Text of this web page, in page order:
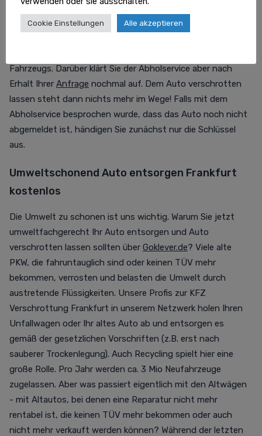
Schrottauto abholen lassen Frankfurt: Falls Sie Ihr
Schrottauto abholen lassen und es bereits abgemeldet
Fahrzeugs. Darüber klärt Sie der Abholservice aber nach
Erhalt Ihrer Anfrage nochmal auf. Dem Auto verschrotten
lassen steht dann nichts mehr im Wege! Falls mit dem
Abholservice besprochen wurde, dass das Auto noch nicht
abgemeldet ist, händigen Sie zunächst nur die Schlüssel
aus.
Umweltschonend Auto entsorgen Frankfurt
kostenlos
Die Umwelt zu schonen ist uns wichtig. Warum Sie jetzt
umweltfachgerecht Ihr Auto entsorgen und Auto
verschrotten lassen sollten über Goklever.de? Viele alte
PKW, die fahruntauglich sind oder keinen TÜV mehr
bekommen, verrosten und belasten die Umwelt durch
austretende Flüssigkeiten. Unsere Profis zur KFZ
Verschrottung Frankfurt in unserem Netzwerk holen Ihren
Unfallwagen oder Ihr altes Auto ab und entsorgen es
gemäß der gesetzlichen Vorschriften (z.B. erst nach
sauberer Trockenlegung). Auch Recycling spielt hier eine
große Rolle. Pro Jahr werden ca. 3 Mio Neufahrzeuge
zugelassen. Aber was passiert eigentlich mit den Altwägen
- mit Altautos, bei denen eine Reparatur nicht mehr
rentabel ist, die keinen TÜV mehr bekommen oder auch
nicht mehr verkauft werden können? Während der letzten
Cookie Einstellungen Alle akzeptieren